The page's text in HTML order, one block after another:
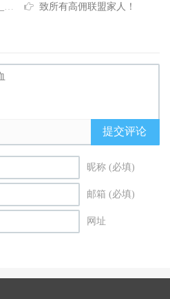
致所有高佣联盟家人！
提交评论
昵称 (必填)
邮箱 (必填)
网址